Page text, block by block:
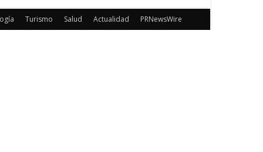
Turismo Salud Actualidad PRNewsWire